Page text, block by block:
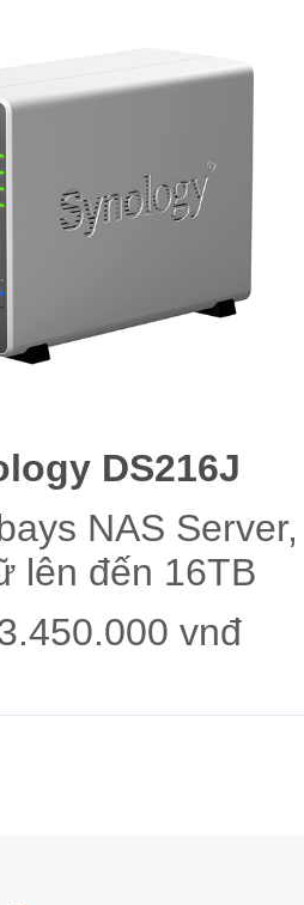
DS216J
NAS Server,
lên đến 16TB
vnđ